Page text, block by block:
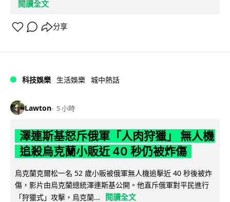
閱讀全文
分享
科技娛樂 生活娛樂 城中熱話
Lawton 5 小時
澤連斯基怒斥俄軍「人肉狩獵」 無人機
追殺烏克蘭小販近 40 秒仍被炸傷
烏克蘭克爾松一名 52 歲小販被俄軍無人機追擊近 40 秒後被炸
傷，影片由烏克蘭總統澤連斯基公開。他直斥俄軍對平民進行
「狩獵式」攻擊，烏克蘭...
閱讀全文